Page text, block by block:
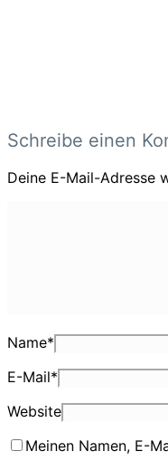
Schreibe einen
Deine E-Mail-Adresse
Name*
E-Mail*
Website
Meinen Namen, E-